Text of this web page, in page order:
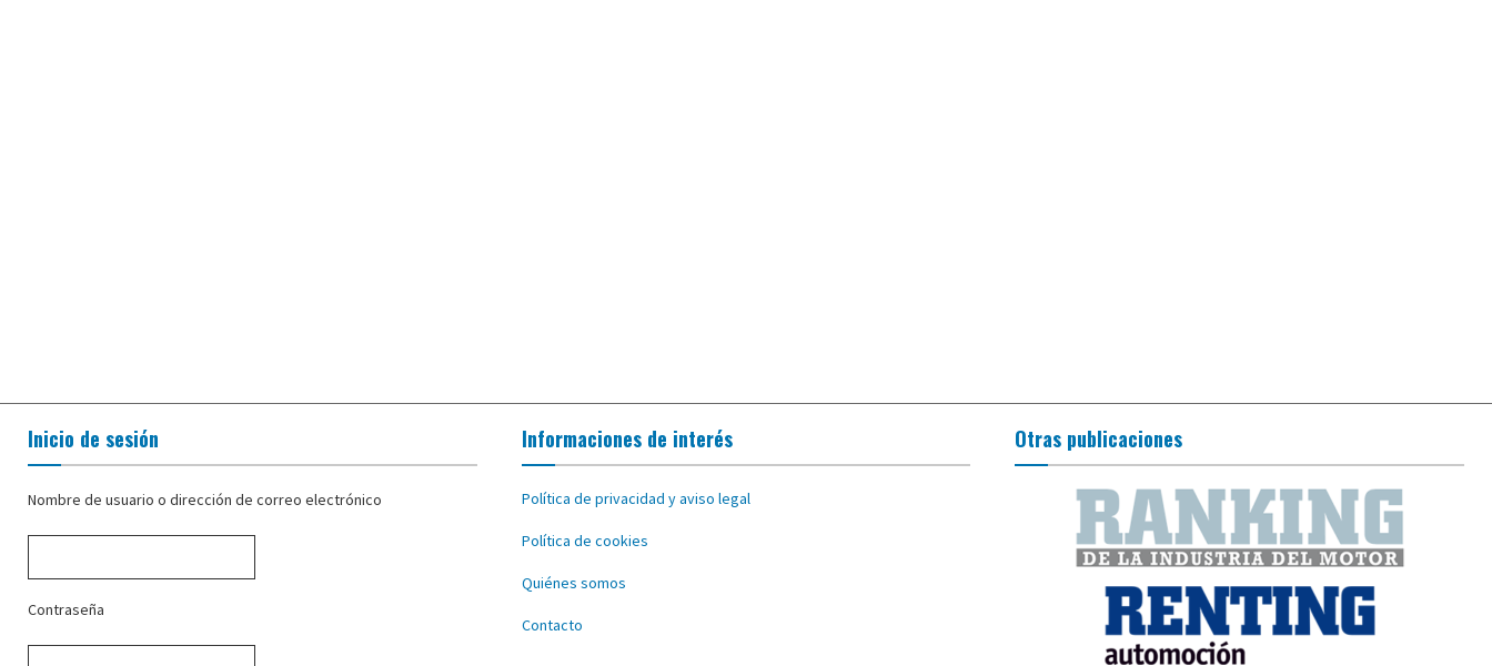
Inicio de sesión
Nombre de usuario o dirección de correo electrónico
Contraseña
Informaciones de interés
Política de privacidad y aviso legal
Política de cookies
Quiénes somos
Contacto
Otras publicaciones